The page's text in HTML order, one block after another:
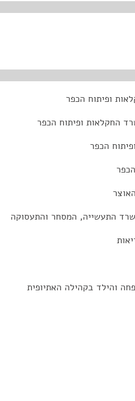
ופיתוח הכפר
החקלאות ופיתוח הכפר
הכפר
התעשייה, המסחר והתעסוקה
והילד בקהילה האתיופית